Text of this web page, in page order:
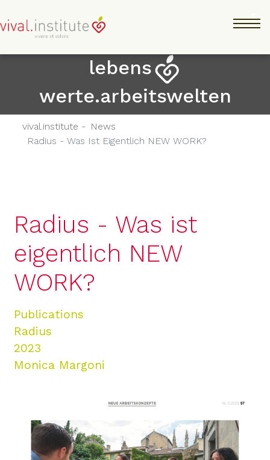
lebens
werte.arbeitswelten
vival.institute - News
Radius - Was Ist Eigentlich NEW WORK?
Radius - Was ist
eigentlich NEW
WORK?
Publications
Radius
2023
Monica Margoni